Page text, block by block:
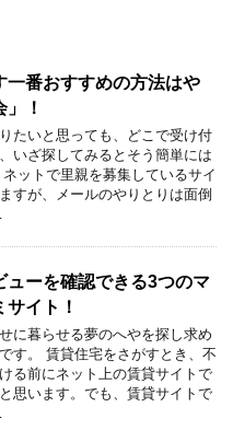
一番おすすめの方法はや
！
たいと思っても、どこで受け付
いざ探してみるとそう簡単には
ットで里親を募集しているサイ
すが、メールのやりとりは面倒
ューを確認できる3つのマ
イト！
に暮らせる夢のへやを探し求め
す。 賃貸住宅をさがすとき、不
る前にネット上の賃貸サイトで
思います。でも、賃貸サイトで